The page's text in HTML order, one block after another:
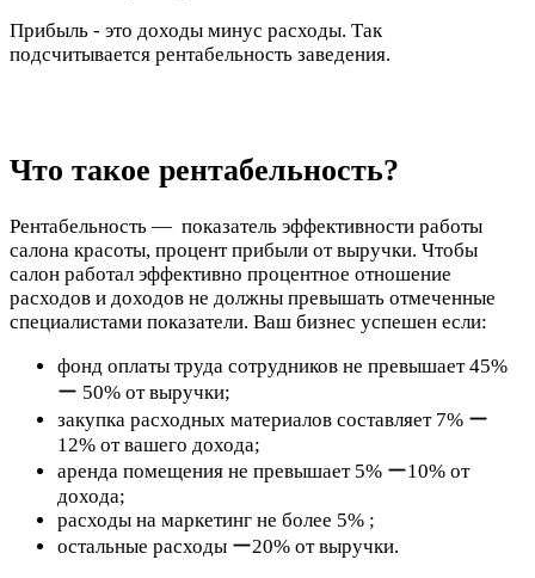
Прибыль - это доходы минус расходы. Так
подсчитывается рентабельность заведения.
Что такое рентабельность?
Рентабельность — показатель эффективности работы
салона красоты, процент прибыли от выручки. Чтобы
салон работал эффективно процентное отношение
расходов и доходов не должны превышать отмеченные
специалистами показатели. Ваш бизнес успешен если:
фонд оплаты труда сотрудников не превышает 45%
ー 50% от выручки;
закупка расходных материалов составляет 7% ー
12% от вашего дохода;
аренда помещения не превышает 5% ー10% от
дохода;
расходы на маркетинг не более 5% ;
остальные расходы ー20% от выручки.